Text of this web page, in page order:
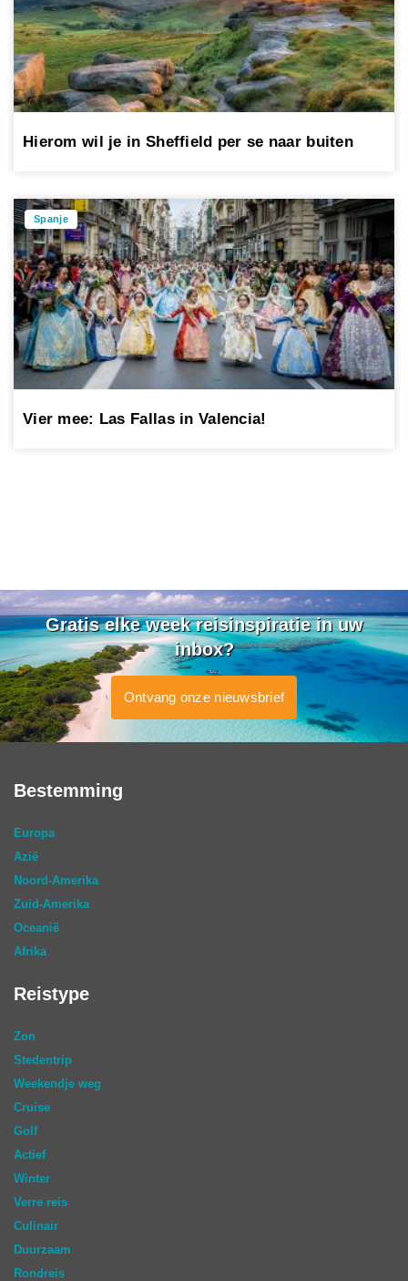
Hierom wil je in Sheffield per se naar buiten
Spanje
Vier mee: Las Fallas in Valencia!
Gratis elke week reisinspiratie in uw
inbox?
Ontvang onze nieuwsbrief
Bestemming
Europa
Azië
Noord-Amerika
Zuid-Amerika
Oceanië
Afrika
Reistype
Zon
Stedentrip
Weekendje weg
Cruise
Golf
Actief
Winter
Verre reis
Culinair
Duurzaam
Rondreis